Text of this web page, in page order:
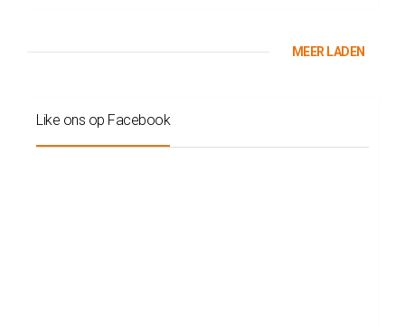
MEER LADEN
Like ons op Facebook